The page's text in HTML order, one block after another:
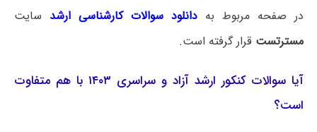
در صفحه مربوط به دانلود سوالات کارشناسی ارشد سایت
مسترتست قرار گرفته است.
آیا سوالات کنکور ارشد آزاد و سراسری ۱۴۰۳ با هم متفاوت
است؟